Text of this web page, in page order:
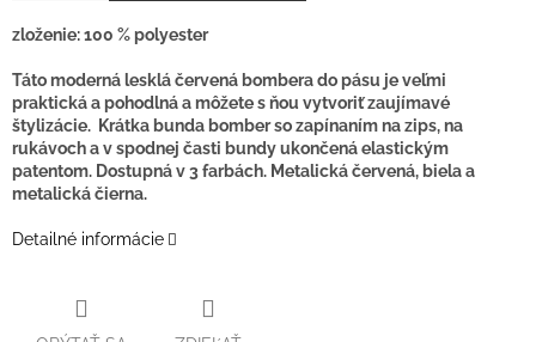
zloženie: 100 % polyester
Táto moderná lesklá červená bombera do pásu je veľmi
praktická a pohodlná a môžete s ňou vytvoriť zaujímavé
štylizácie. Krátka bunda bomber so zapínaním na zips, na
rukávoch a v spodnej časti bundy ukončená elastickým
patentom. Dostupná v 3 farbách. Metalická červená, biela a
metalická čierna.
Detailné informácie